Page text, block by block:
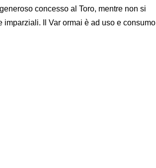
concesso al Toro, mentre non si
Il Var ormai è ad uso e consumo